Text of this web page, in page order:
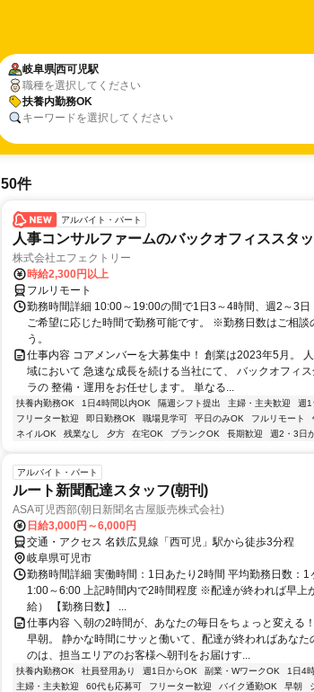
岐阜県西可児駅
職種を選択してください
扶養内勤務OK
キーワードを選択してください
50件
アルバイト・パート
人事コンサルファームのバックオフィススタ
株式会社エフェクトリー
時給2,300円以上
フルリモート
勤務時間詳細 10:00～19:00の間で1日3～4時間、週2～3日
ご希望に応じた時間で勤務可能です。 ※勤務日数はご相談
う。
仕事内容 コアメンバーを大募集中！ 創業は2023年5月。
域において 急速な成長を続ける当社にて、 バックオフィ
ラの 整備・運用をお任せします。 単なる...
扶養内勤務OK 1日4時間以内OK 隔週シフト提出 主婦・主夫歓迎
週1
フリーター歓迎
即日勤務OK 職場見学可 平日のみOK フルリモート
ネイルOK
残業なし 夕方 在宅OK ブランクOK 長期歓迎 週2・3日
アルバイト・パート
ルート新聞配達スタッフ(朝刊)
ASA可児西部(朝日新聞名古屋販売株式会社)
日給3,000円～6,000円
交通・アクセス 名鉄広見線「西可児」駅から徒歩3分程
岐阜県可児市
勤務時間詳細 実働時間：1日あたり2時間 平均勤務日数：1
1:00～6:00 上記時間内で2時間程度 ※配達が終われば早上
給） 【勤務日数】 ...
仕事内容 ＼朝の2時間が、あなたの毎日をちょっと変える
早朝。 静かな時間にサッと働いて、配達が終わればあなた
のは、担当エリアのお客様へ朝刊をお届けす...
扶養内勤務OK 社員登用あり 週1日からOK 副業・WワークOK 1日4
主婦・主夫歓迎
60代も応募可 フリーター歓迎 バイク通勤OK 早朝